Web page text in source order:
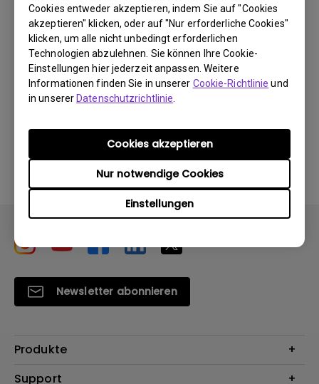
Cookies entweder akzeptieren, indem Sie auf "Cookies
akzeptieren" klicken, oder auf "Nur erforderliche Cookies"
klicken, um alle nicht unbedingt erforderlichen
Technologien abzulehnen. Sie können Ihre Cookie-
Einstellungen hier jederzeit anpassen. Weitere
Informationen finden Sie in unserer Cookie-Richtlinie und
in unsererDatenschutzrichtlinie
Einstellungen
Nur notwendige Cookies
Cookies akzeptieren
Update: 2018/01/09
Dateigröße: 111.54 KB
Herunterladen
Durch die Nutzung eines der oben genannten
Softwareprogramme erklären Sie sich mit unseren
Bedingungen derEndbenutzer-Lizenzvereinbarungen
Newsletter abonnieren
Produkte
Beamer
Support